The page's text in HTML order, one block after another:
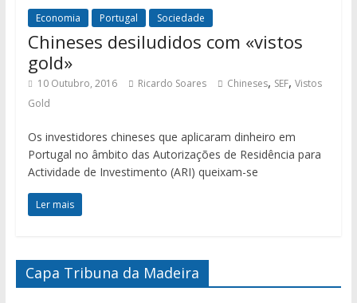
Economia Portugal Sociedade
Chineses desiludidos com «vistos
gold»
10 Outubro, 2016 Ricardo Soares Chineses, SEF, Vistos
Gold
Os investidores chineses que aplicaram dinheiro em
Portugal no âmbito das Autorizações de Residência para
Actividade de Investimento (ARI) queixam-se
Ler mais
Capa Tribuna da Madeira